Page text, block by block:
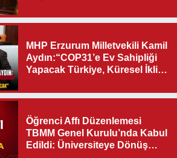
MHP Erzurum Milletvekili Kamil
Aydın:“COP31’e Ev Sahipliği
Yapacak Türkiye, Küresel İklim
Olacak"
Öğrenci Affı Düzenlemesi
TBMM Genel Kurulu’nda Kabul
Edildi: Üniversiteye Dönüş